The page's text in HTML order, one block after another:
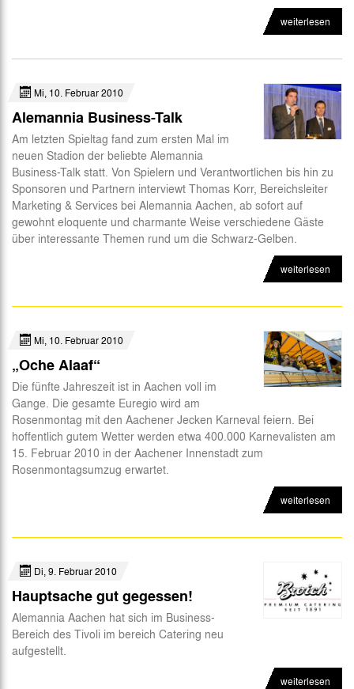
weiterlesen
Mi, 10. Februar 2010
Alemannia Business-Talk
Am letzten Spieltag fand zum ersten Mal im
neuen Stadion der beliebte Alemannia
Business-Talk statt. Von Spielern und Verantwortlichen bis hin zu
Sponsoren und Partnern interviewt Thomas Korr, Bereichsleiter
Marketing & Services bei Alemannia Aachen, ab sofort auf
gewohnt eloquente und charmante Weise verschiedene Gäste
über interessante Themen rund um die Schwarz-Gelben.
weiterlesen
Mi, 10. Februar 2010
„Oche Alaaf“
Die fünfte Jahreszeit ist in Aachen voll im
Gange. Die gesamte Euregio wird am
Rosenmontag mit den Aachener Jecken Karneval feiern. Bei
hoffentlich gutem Wetter werden etwa 400.000 Karnevalisten am
15. Februar 2010 in der Aachener Innenstadt zum
Rosenmontagsumzug erwartet.
weiterlesen
Di, 9. Februar 2010
Hauptsache gut gegessen!
Alemannia Aachen hat sich im Business-
Bereich des Tivoli im bereich Catering neu
aufgestellt.
weiterlesen